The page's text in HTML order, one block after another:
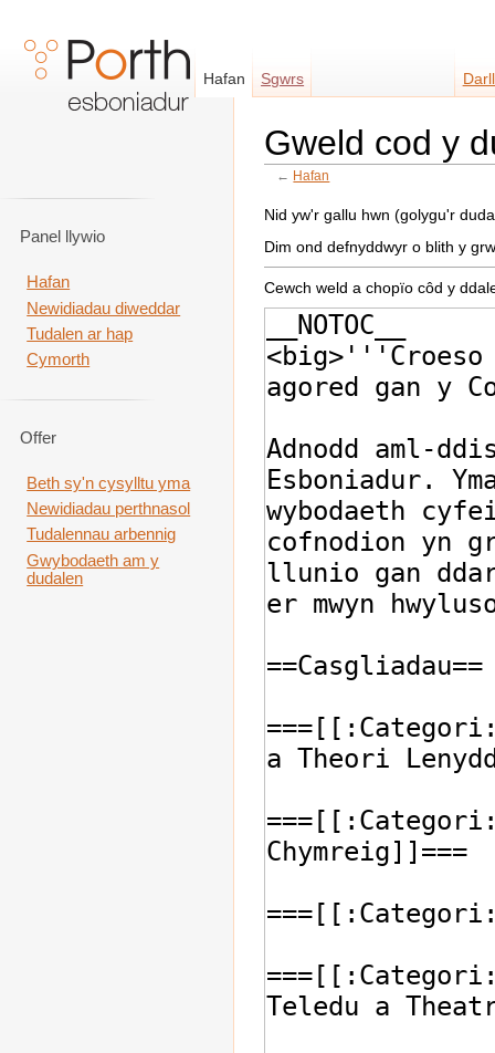
Gweld cod y
← Hafan
Nid yw'r gallu hwn (golygu'r
Dim ond defnyddwyr o blith y
Cewch weld a chopïo côd y
Hafan Sgwrs
Panel llywio
Hafan
Newidiadau diweddar
Tudalen ar hap
Cymorth
Offer
Beth sy'n cysylltu yma
Newidiadau perthnasol
Tudalennau arbennig
Gwybodaeth am y
dudalen